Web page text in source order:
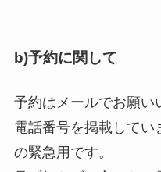
b)予約に関して
予約はメールでお願い
電話番号を掲載してい
の緊急用です。